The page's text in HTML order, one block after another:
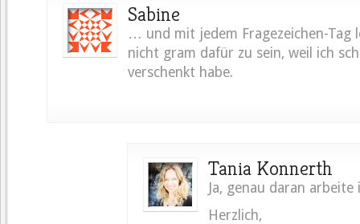
Sabine
… und mit jedem Fragezeichen-Tag
nicht gram dafür zu sein, weil ich
verschenkt habe.
Tania Konnerth
Ja, genau daran arbeite
Herzlich,